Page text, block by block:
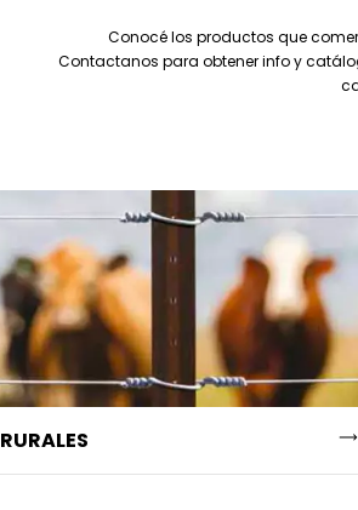
Conocé los productos que
Contactanos para obtener info y
RURALES